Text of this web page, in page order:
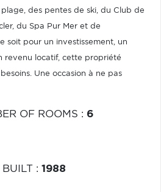
des pentes de ski, du Club de
du Spa Pur Mer et de
soit pour un investissement, un
revenu locatif, cette propriété
Une occasion à ne pas
OF ROOMS : 6
BUILT : 1988